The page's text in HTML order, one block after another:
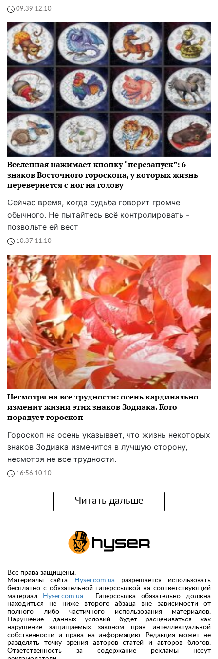
09:39 12.10
Вселенная нажимает кнопку “перезапуск”: 6
знаков Восточного гороскопа, у которых жизнь
перевернется с ног на голову
Сейчас время, когда судьба говорит громче
обычного. Не пытайтесь всё контролировать -
позвольте ей вест
10:37 11.10
Несмотря на все трудности: осень кардинально
изменит жизни этих знаков Зодиака. Кого
порадует гороскоп
Гороскоп на осень указывает, что жизнь некоторых
знаков Зодиака изменится в лучшую сторону,
несмотря не все трудности.
16:56 10.10
Читать дальше
Все права защищены.
Материалы сайта
Hyser.com.ua разрешается использовать
бесплатно с обязательной гиперссылкой на соответствующий
материал
Hyser.com.ua . Гиперссылка обязательно должна
находиться не ниже второго абзаца вне зависимости от
полного либо частичного использования материалов.
Нарушение данных условий будет расцениваться как
нарушение защищаемых законом прав интеллектуальной
собственности и права на информацию. Редакция может не
разделять точку зрения авторов статей и авторов блогов.
Ответственность за содержание рекламы несут